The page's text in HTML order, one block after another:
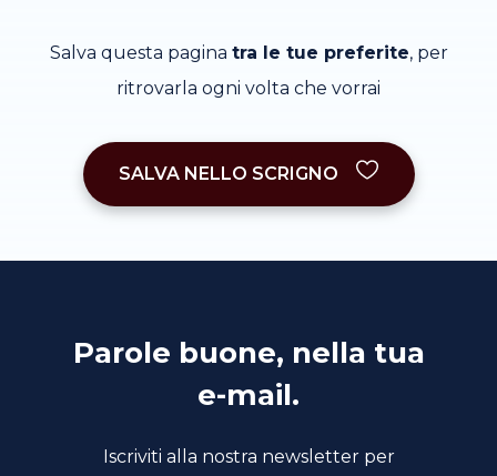
Salva questa pagina tra le tue preferite, per
ritrovarla ogni volta che vorrai
SALVA NELLO SCRIGNO
Parole buone, nella tua
e-mail.
Iscriviti alla nostra newsletter per